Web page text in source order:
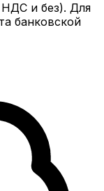
и без). Для
банковской